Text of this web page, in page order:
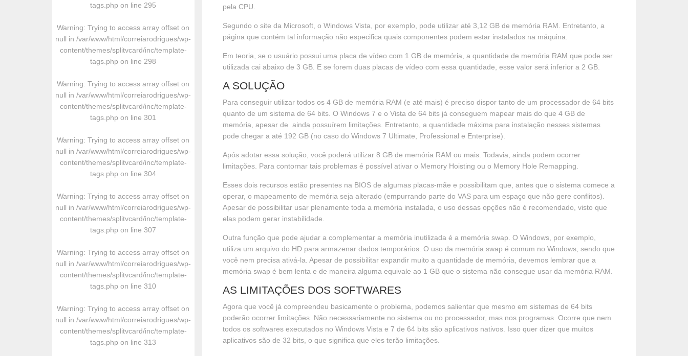
tags.php on line 295
Warning: Trying to access array offset on
null in/var/www/html/correiarodrigues/wp-
content/themes/splitvcard/inc/template-
tags.php on line 298
Warning: Trying to access array offset on
null in/var/www/html/correiarodrigues/wp-
content/themes/splitvcard/inc/template-
tags.php on line301
Warning: Trying to access array offset on
null in/var/www/html/correiarodrigues/wp-
content/themes/splitvcard/inc/template-
tags.php on line304
Warning: Trying to access array offset on
null in/var/www/html/correiarodrigues/wp-
content/themes/splitvcard/inc/template-
tags.php on line307
Warning: Trying to access array offset on
null in/var/www/html/correiarodrigues/wp-
content/themes/splitvcard/inc/template-
tags.php on line310
Warning: Trying to access array offset on
null in/var/www/html/correiarodrigues/wp-
content/themes/splitvcard/inc/template-
tags.php on line313
pela CPU.
Segundo o site da Microsoft, o Windows Vista, por exemplo, pode utilizar até 3,12 GB de memória RAM. Entretanto, a
página que contém tal informação não especifica quais componentes podem estar instalados na máquina.
Em teoria, se o usuário possui uma placa de vídeo com 1 GB de memória, a quantidade de memória RAM que pode ser
utilizada cai abaixo de 3 GB. E se forem duas placas de vídeo com essa quantidade, esse valor será inferior a 2 GB.
A SOLUÇÃO
Para conseguir utilizar todos os 4 GB de memória RAM (e até mais) é preciso dispor tanto de um processador de 64 bits
quanto de um sistema de 64 bits. O Windows 7 e o Vista de 64 bits já conseguem mapear mais do que 4 GB de
memória, apesar de ainda possuírem limitações. Entretanto, a quantidade máxima para instalação nesses sistemas
pode chegar a até 192 GB (no caso do Windows 7 Ultimate, Professional e Enterprise).
Após adotar essa solução, você poderá utilizar 8 GB de memória RAM ou mais. Todavia, ainda podem ocorrer
limitações. Para contornar tais problemas é possível ativar o Memory Hoisting ou o Memory Hole Remapping.
Esses dois recursos estão presentes na BIOS de algumas placas-mãe e possibilitam que, antes que o sistema comece a
operar, o mapeamento de memória seja alterado (empurrando parte do VAS para um espaço que não gere conflitos).
Apesar de possibilitar usar plenamente toda a memória instalada, o uso dessas opções não é recomendado, visto que
elas podem gerar instabilidade.
Outra função que pode ajudar a complementar a memória inutilizada é a memória swap. O Windows, por exemplo,
utiliza um arquivo do HD para armazenar dados temporários. O uso da memória swap é comum no Windows, sendo que
você nem precisa ativá-la. Apesar de possibilitar expandir muito a quantidade de memória, devemos lembrar que a
memória swap é bem lenta e de maneira alguma equivale ao 1 GB que o sistema não consegue usar da memória RAM.
AS LIMITAÇÕES DOS SOFTWARES
Agora que você já compreendeu basicamente o problema, podemos salientar que mesmo em sistemas de 64 bits
poderão ocorrer limitações. Não necessariamente no sistema ou no processador, mas nos programas. Ocorre que nem
todos os softwares executados no Windows Vista e 7 de 64 bits são aplicativos nativos. Isso quer dizer que muitos
aplicativos são de 32 bits, o que significa que eles terão limitações.